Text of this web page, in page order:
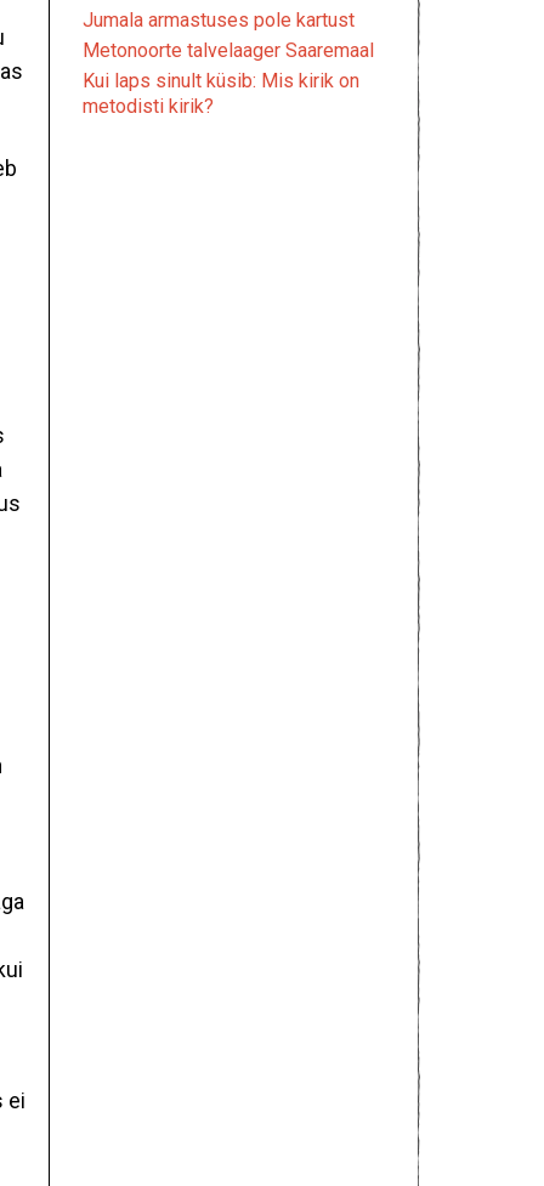
ei
Jumala armastuses pole kartust
Metonoorte talvelaager Saaremaal
Kui laps sinult küsib: Mis kirik on
metodisti kirik?